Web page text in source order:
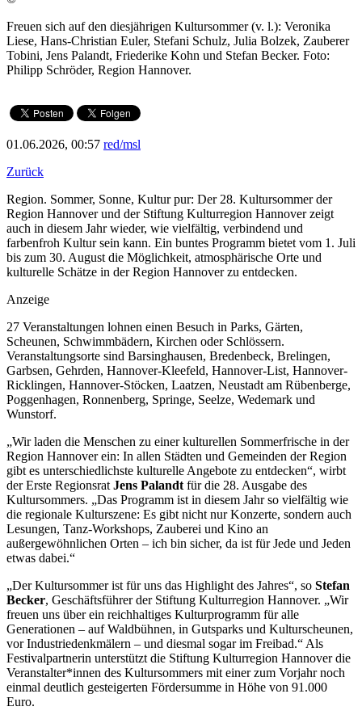
Freuen sich auf den diesjährigen Kultursommer (v. l.): Veronika
Liese, Hans-Christian Euler, Stefani Schulz, Julia Bolzek, Zauberer
Tobini, Jens Palandt, Friederike Kohn und Stefan Becker. Foto:
Philipp Schröder, Region Hannover.
01.06.2026, 00:57 red/msl
Zurück
Region. Sommer, Sonne, Kultur pur: Der 28. Kultursommer der
Region Hannover und der Stiftung Kulturregion Hannover zeigt
auch in diesem Jahr wieder, wie vielfältig, verbindend und
farbenfroh Kultur sein kann. Ein buntes Programm bietet vom 1. Juli
bis zum 30. August die Möglichkeit, atmosphärische Orte und
kulturelle Schätze in der Region Hannover zu entdecken.
Anzeige
27 Veranstaltungen lohnen einen Besuch in Parks, Gärten,
Scheunen, Schwimmbädern, Kirchen oder Schlössern.
Veranstaltungsorte sind Barsinghausen, Bredenbeck, Brelingen,
Garbsen, Gehrden, Hannover-Kleefeld, Hannover-List, Hannover-
Ricklingen, Hannover-Stöcken, Laatzen, Neustadt am Rübenberge,
Poggenhagen, Ronnenberg, Springe, Seelze, Wedemark und
Wunstorf.
„Wir laden die Menschen zu einer kulturellen Sommerfrische in der
Region Hannover ein: In allen Städten und Gemeinden der Region
gibt es unterschiedlichste kulturelle Angebote zu entdecken“, wirbt
der Erste Regionsrat Jens Palandt für die 28. Ausgabe des
Kultursommers. „Das Programm ist in diesem Jahr so vielfältig wie
die regionale Kulturszene: Es gibt nicht nur Konzerte, sondern auch
Lesungen, Tanz-Workshops, Zauberei und Kino an
außergewöhnlichen Orten – ich bin sicher, da ist für Jede und Jeden
etwas dabei.“
„Der Kultursommer ist für uns das Highlight des Jahres“, so Stefan
Becker, Geschäftsführer der Stiftung Kulturregion Hannover. „Wir
freuen uns über ein reichhaltiges Kulturprogramm für alle
Generationen – auf Waldbühnen, in Gutsparks und Kulturscheunen,
vor Industriedenkmälern – und diesmal sogar im Freibad.“ Als
Festivalpartnerin unterstützt die Stiftung Kulturregion Hannover die
Veranstalter*innen des Kultursommers mit einer zum Vorjahr noch
einmal deutlich gesteigerten Fördersumme in Höhe von 91.000
Euro.